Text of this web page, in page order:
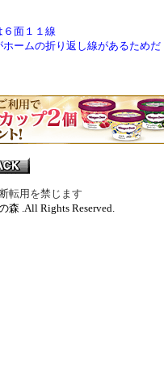
面１１線
ームの折り返し線があるためだ
転用を禁じます
森 .All Rights Reserved.